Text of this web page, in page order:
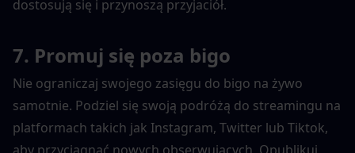
dostosują się i przynoszą przyjaciół.
7. Promuj się poza bigo
Nie ograniczaj swojego zasięgu do bigo na żywo
samotnie. Podziel się swoją podróżą do streamingu na
platformach takich jak Instagram, Twitter lub Tiktok,